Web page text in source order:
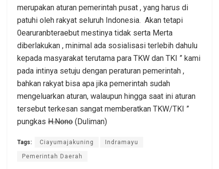
merupakan aturan pemerintah pusat , yang harus di
patuhi oleh rakyat seluruh Indonesia. Akan tetapi
0earuranbteraebut mestinya tidak serta Merta
diberlakukan , minimal ada sosialisasi terlebih dahulu
kepada masyarakat terutama para TKW dan TKI ” kami
pada intinya setuju dengan peraturan pemerintah ,
bahkan rakyat bisa apa jika pemerintah sudah
mengeluarkan aturan, walaupun hingga saat ini aturan
tersebut terkesan sangat memberatkan TKW/TKI ”
pungkas H.Nono (Duliman)
Tags: Ciayumajakuning Indramayu
Pemerintah Daerah